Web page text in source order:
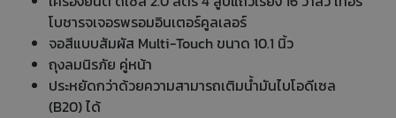
โบชารจเจอรพรอมอินเตอร์คูลเลอร์
จอสีแบบสัมผัส Multi-Touch ขนาด 10.1 นิ้ว
ถุงลมนิรภัย คู่หน้า
ประหยัดกว่าด้วยความสามารถเติมน้ำมันไบโอดีเซล
(B20) ได้